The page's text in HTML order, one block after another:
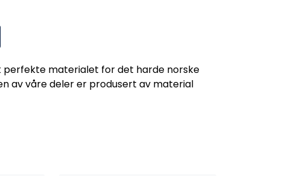
perfekte materialet for det harde norske
av våre deler er produsert av material